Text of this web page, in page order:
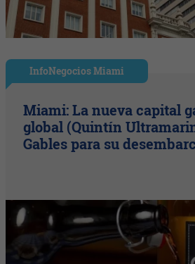
InfoNegocios Miami
Miami: La nueva capital
global (Quintín
Gables para su